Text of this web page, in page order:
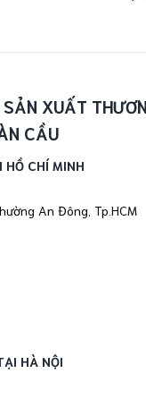
XUẤT
CẦU
CHÍ MINH
An Đông, Tp.HCM
HÀ NỘI